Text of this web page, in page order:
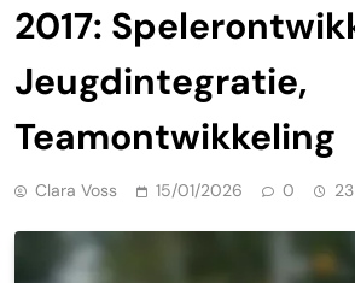
2017:
Jeugdintegratie,
Teamontwikkeling
Clara Voss 15/01/2026 0